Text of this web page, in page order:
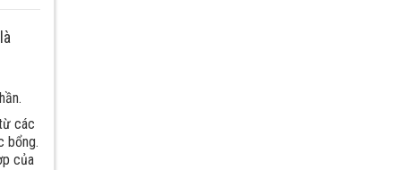
các
bổng.
của